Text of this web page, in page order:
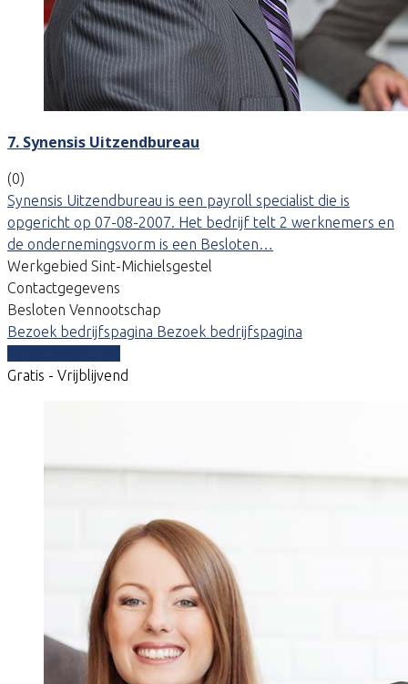
7. Synensis Uitzendbureau
(0)
Synensis Uitzendbureau is een payroll specialist die is
opgericht op 07-08-2007. Het bedrijf telt 2 werknemers en
de ondernemingsvorm is een Besloten…
Werkgebied Sint-Michielsgestel
Contactgegevens
Besloten Vennootschap
Bezoek bedrijfspagina Bezoek bedrijfspagina
Gratis - Vrijblijvend